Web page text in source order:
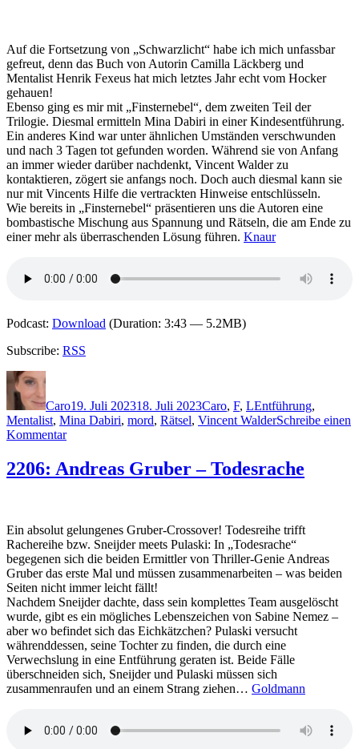
der
Mädchen
Auf die Fortsetzung von „Schwarzlicht“ habe ich mich unfassbar
gefreut, denn das Buch von Autorin Camilla Läckberg und
Mentalist Henrik Fexeus hat mich letztes Jahr echt vom Hocker
gehauen!
Ebenso ging es mir mit „Finsternebel“, dem zweiten Teil der
Trilogie. Diesmal ermitteln Mina Dabiri in einer Kindesentführung.
Ein anderes Kind war unter ähnlichen Umständen verschwunden
und nach 3 Tagen tot gefunden worden. Während sie von Anfang
an immer wieder darüber nachdenkt, Vincent Walder zu
kontaktieren, zögert sie anfangs noch. Doch auch diesmal kann sie
nur mit Vincents Hilfe die vertrackten Hinweise entschlüsseln.
Wie bereits in „Finsternebel“ präsentieren uns die Autoren eine
bombastische Mischung aus Spannung und Rätseln, die am Ende zu
einer mehr als überraschenden Lösung führen. Knaur
Podcast: Download (Duration: 3:43 — 5.2MB)
Subscribe: RSS
Autor
Caro19. Juli 202318. Juli 2023Caro, F, LEntführung,
Mentalist, Mina Dabiri, mord, Rätsel, Vincent WalderSchreibe einen
Kommentarzu
Camilla
Läckberg
–
Finsternebel
2206: Andreas Gruber – Todesrache
Ein absolut gelungenes Gruber-Crossover! Todesreihe trifft
Rachereihe bzw. Sneijder meets Pulaski: In „Todesrache“
begegenen sich die beiden Ermittler von Thriller-Genie Andreas
Gruber das erste Mal und müssen zusammenarbeiten – was beiden
Seiten nicht immer leicht fällt!
Nachdem Sneijder dachte, dass sein komplettes Team ausgelöscht
wurde, gibt es ein mögliches Lebenszeichen von Sabine Nemez –
aber wo befindet sich das Eichkätzchen? Pulaski versucht
währenddessen, seine Tochter zu finden, die durch eine
Verwechslung in eine Entführung geraten ist. Beide Fälle
überschneiden sich, Sneijder und Pulaski müssen sich
zusammenraufen und an einem Strang ziehen… Goldmann